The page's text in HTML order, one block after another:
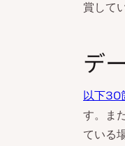
賞して
デ
以下30
す。ま
ている